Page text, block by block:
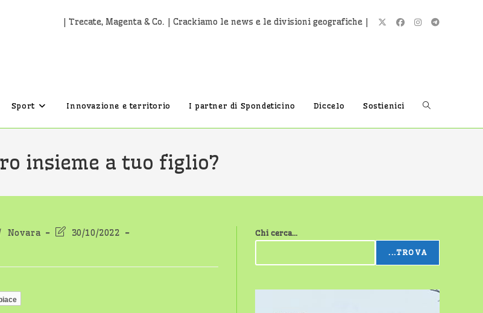
| Trecate, Magenta & Co. | Crackiamo le news e le divisioni geografiche |
Sport Innovazione e territorio I partner di Spondeticino Diccelo Sostienici Attiva/
ricerca
sul
insieme a tuo figlio?
Novara
Ultima30/10/2022
Chi cerca...
...TROVA